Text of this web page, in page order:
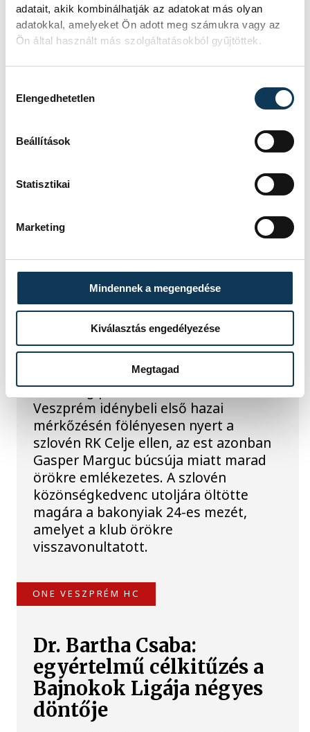
adatait, akik kombinálhatják az adatokat más olyan
adatokkal, amelyeket Ön adott meg számukra vagy az
Ön által használt más szolgáltatásokból gyűjtöttek.
Elengedhetetlen
Beállítások
Statisztikai
Marketing
Mindennek a megengedése
Kiválasztás engedélyezése
Megtagad
A gólok mellett a
könnyek is potyogtak –
Gasper Marguc elköszönt
Veszprémtől
Érzelmekben és gólokban gazdag
gálamérkőzést láthatott a veszprémi
közönség péntek este. A One
Veszprém idénybeli első hazai
mérkőzésén fölényesen nyert a
szlovén RK Celje ellen, az est azonban
Gasper Marguc búcsúja miatt marad
örökre emlékezetes. A szlovén
közönségkedvenc utoljára öltötte
magára a bakonyiak 24-es mezét,
amelyet a klub örökre
visszavonultatott.
ONE VESZPRÉM HC
Dr. Bartha Csaba:
egyértelmű célkitűzés a
Bajnokok Ligája négyes
döntője